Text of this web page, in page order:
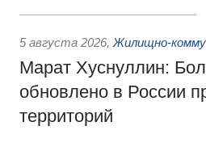
5 августа 2026, Жилищно-
Марат Хуснуллин:
обновлено в России
территорий